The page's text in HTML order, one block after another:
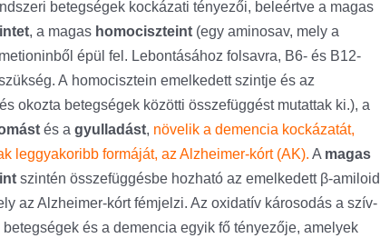
betegségek kockázati tényezői, beleértve a magas
, a magas homociszteint (egy aminosav, mely a
épül fel. Lebontásához folsavra, B6- és B12-
A homocisztein emelkedett szintje és az
okozta betegségek közötti összefüggést mutattak ki.), a
és a gyulladást, növelik a demencia kockázatát,
leggyakoribb formáját, az Alzheimer-kórt (AK). A magas
szintén összefüggésbe hozható az emelkedett β-amiloid
az Alzheimer-kórt fémjelzi. Az oxidatív károsodás a szív-
és a demencia egyik fő tényezője, amelyek